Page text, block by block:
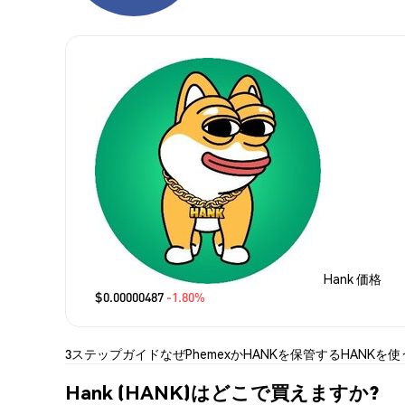
Hank 価格
$0.00000487 -1.80%
3ステップガイドなぜPhemexかHANKを保管するHANKを使
Hank (HANK)はどこで買えますか?